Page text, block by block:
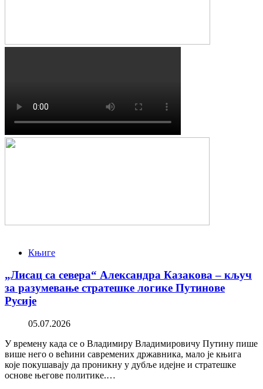
Књиге
„Лисац са севера“ Александра Казакова – кључ
за разумевање стратешке логике Путинове
Русије
05.07.2026
У времену када се о Владимиру Владимировичу Путину пише
више него о већини савремених државника, мало је књига
које покушавају да проникну у дубље идејне и стратешке
основе његове политике.…